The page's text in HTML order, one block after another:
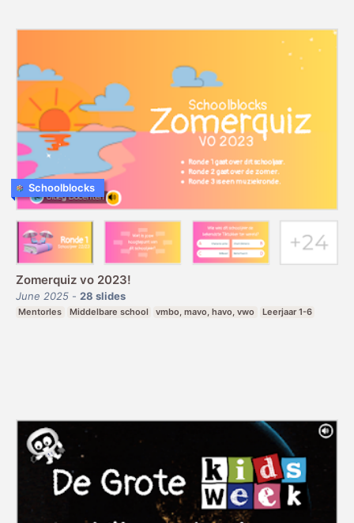
Zomerquiz vo 2023!
June 2025 - 28 slides
Mentorles Middelbare school vmbo, mavo, havo, vwo Leerjaar 1-6
Schoolblocks